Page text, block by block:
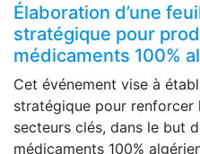
Élaboration d’une
stratégique pour
médicaments 100%
Cet événement vise à
stratégique pour renforcer
secteurs clés, dans le but
médicaments 100%